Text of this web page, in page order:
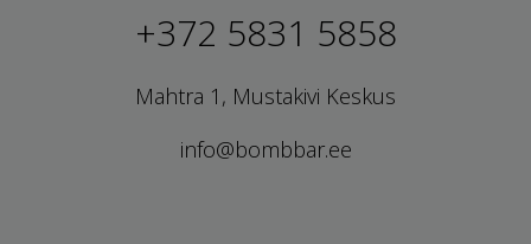
+372 5831 5858
Mahtra 1, Mustakivi Keskus
info@bombbar.ee